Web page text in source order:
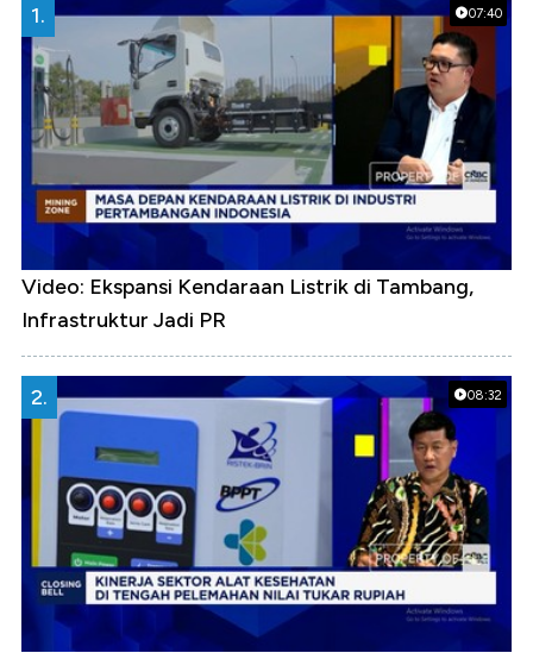
07:40
1.
Video: Ekspansi Kendaraan Listrik di Tambang,
Infrastruktur Jadi PR
08:32
2.